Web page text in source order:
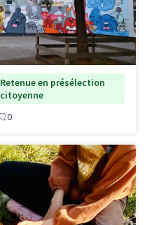
Retenue en présélection
citoyenne
0